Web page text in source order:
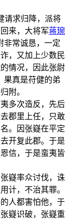
请求归降，派将
来，大将军蒋琬
非常诚恳，一定
，又加上少数民
情况，因此张尉
果真是苻健的弟
附。
多次造反，先后
郡里上任，只敢
。因张嶷在平定
开复此郡。于是
信，于是蛮夷皆
嶷率众讨伐，诛
计，不治其罪。
人都害怕他，于
嶷识破，张嶷重